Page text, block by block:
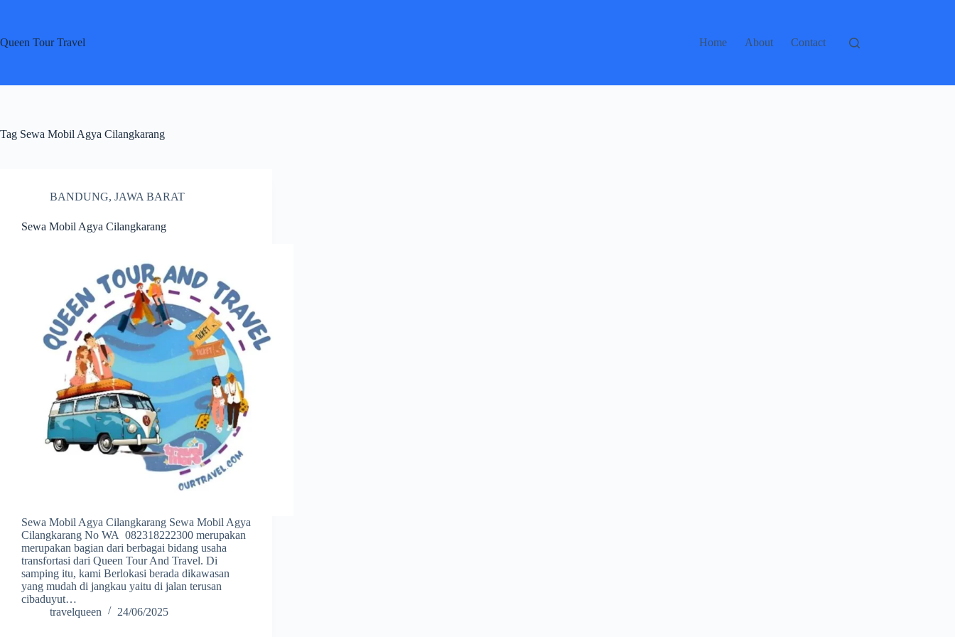
Queen Tour Travel
Home About Contact
Tag Sewa Mobil Agya Cilangkarang
BANDUNG, JAWA BARAT
Sewa Mobil Agya Cilangkarang
Sewa Mobil Agya Cilangkarang Sewa Mobil Agya
Cilangkarang No WA 082318222300 merupakan
merupakan bagian dari berbagai bidang usaha
transfortasi dari Queen Tour And Travel. Di
samping itu, kami Berlokasi berada dikawasan
yang mudah di jangkau yaitu di jalan terusan
cibaduyut…
travelqueen
24/06/2025